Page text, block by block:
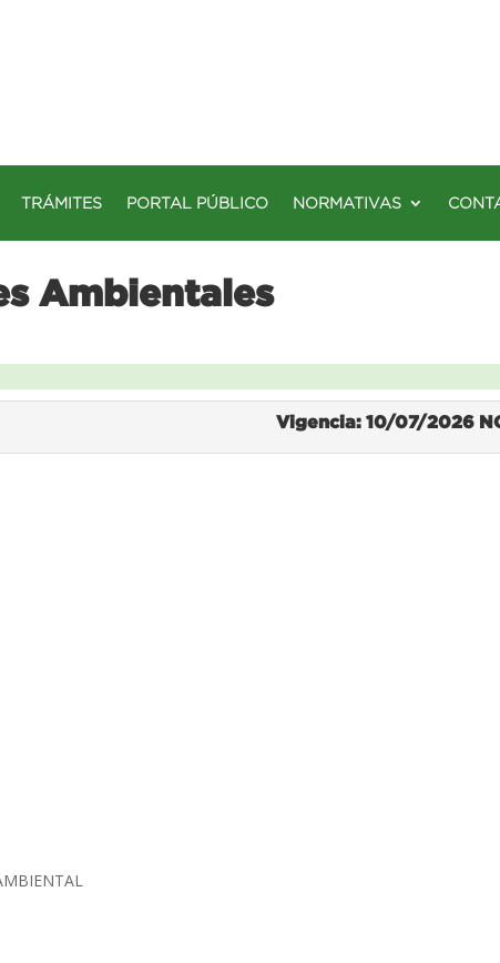
TRÁMITES PORTAL PÚBLICO NORMATIVAS
Ambientales
Vigencia: 10/07/2026